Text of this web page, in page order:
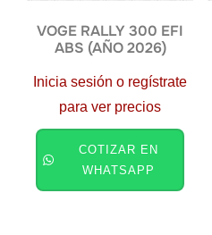
VOGE RALLY 300 EFI
ABS (AÑO 2026)
Inicia sesión o regístrate
para ver precios
COTIZAR EN
WHATSAPP